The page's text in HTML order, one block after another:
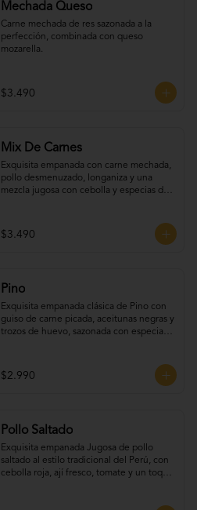
Mechada Queso
Carne mechada de res sazonada a la
perfección, combinada con queso
mozarella.
$3.490
Mix De Carnes
Exquisita empanada con carne mechada,
pollo desmenuzado, longaniza y una
mezcla jugosa con cebolla y especias de
$3.490
Pino
Exquisita empanada clásica de Pino con
guiso de carne picada, aceitunas negras y
trozos de huevo, sazonada con especias
$2.990
Pollo Saltado
Exquisita empanada Jugosa de pollo
saltado al estilo tradicional del Perú, con
cebolla roja, ají fresco, tomate y un toque